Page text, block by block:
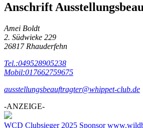
Anschrift
Amei Boldt
2. Südwieke 229
26817 Rhauderfehn
Tel.:049528905238
Mobil:017662759675
ausstellungsbeauftragter@whippet-club.de
-ANZEIGE-
WCD Clubsieger 2025 Sponsor